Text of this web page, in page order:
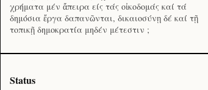
χρήματα μέν ἄπειρα είς τάς οἰκοδομάς καί τά
δημόσια ἔργα δαπανῶνται, δικαιοσύνῃ δέ καί τῇ
τοπικῇ δημοκρατία μηδέν μέτεστιν ;
Status